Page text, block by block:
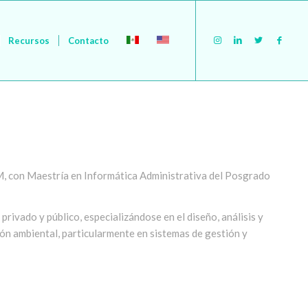
Recursos Contacto
con Maestría en Informática Administrativa del Posgrado
y público, especializándose en el diseño, análisis y
ambiental, particularmente en sistemas de gestión y